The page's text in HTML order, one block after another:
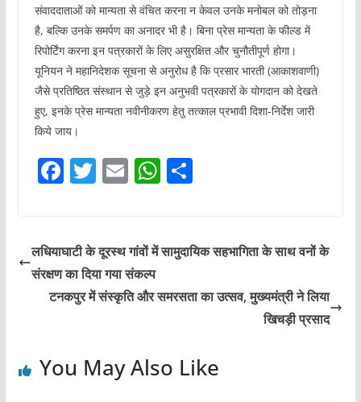
संवाददाताओं को मान्यता से वंचित करना न केवल उनके मनोबल को तोड़ना
है, बल्कि उनके समर्पण का अनादर भी है। बिना प्रेस मान्यता के फील्ड में
रिपोर्टिंग करना इन पत्रकारों के लिए असुरक्षित और चुनौतीपूर्ण होगा।
यूनियन ने महानिदेशक सूचना से अनुरोध है कि प्रसार भारती (आकाशवाणी)
जैसे प्रतिष्ठित संस्थान से जुड़े इन अनुभवी पत्रकारों के योगदान को देखते
हुए, इनके प्रेस मान्यता नवीनीकरण हेतु तत्काल प्रभावी दिशा-निर्देश जारी
किये जाय।
F
e
b
o
T
er
E
l
W
s
p
S
e
लधियाघाटी के दूरस्थ गांवों में सामुदायिक सहभागिता के साथ वनों के
संरक्षण का दिया गया संकल्प
टनकपुर में संस्कृति और समरसता का उत्सव, मुख्यमंत्री ने लिया
खिचड़ी प्रसाद
You May Also Like